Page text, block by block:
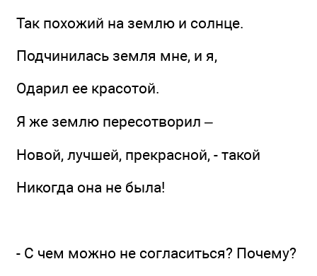
Так похожий на землю и солнце.
Подчинилась земля мне, и я,
Одарил ее красотой.
Я же землю пересотворил –
Новой, лучшей, прекрасной, - такой
Никогда она не была!
- С чем можно не согласиться? Почему?